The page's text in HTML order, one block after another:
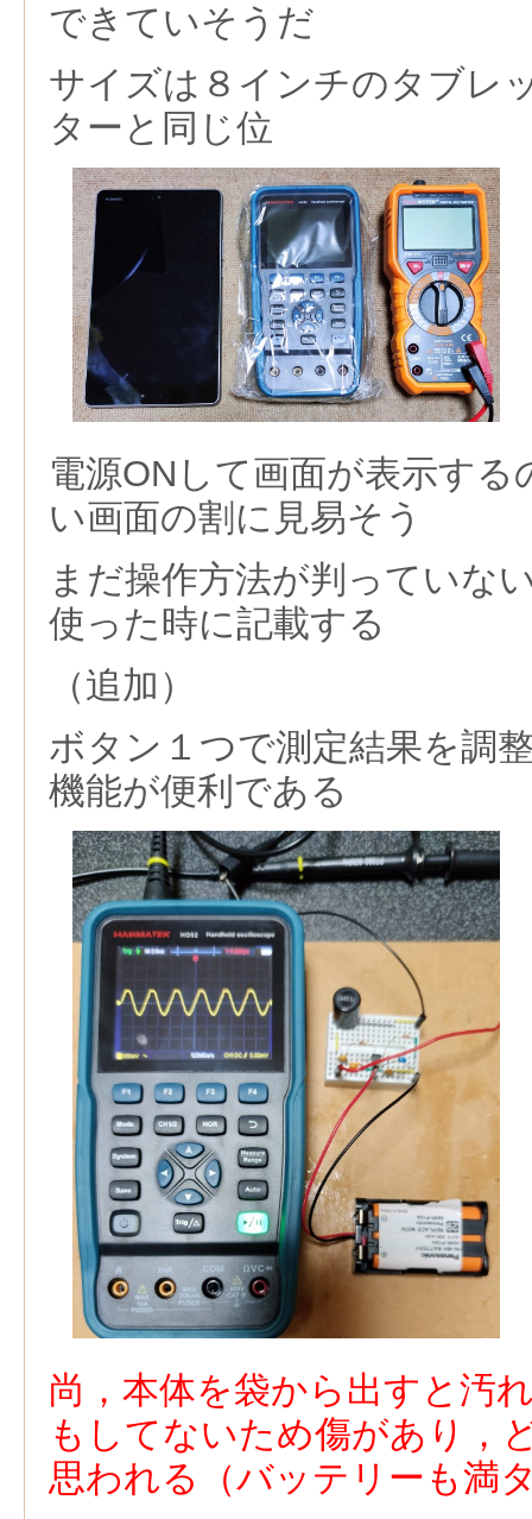
できていそうだ
サイズは８インチのタブレ
ターと同じ位
電源ONして画面が表示す
い画面の割に見易そう
まだ操作方法が判っていな
使った時に記載する
（追加）
ボタン１つで測定結果を調
機能が便利である
尚，本体を袋から出すと汚
もしてないため傷があり，
思われる（バッテリーも満